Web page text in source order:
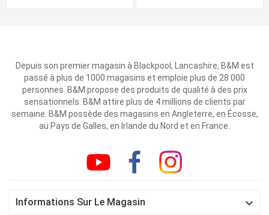
Depuis son premier magasin à Blackpool, Lancashire, B&M est
passé à plus de 1000 magasins et emploie plus de 28 000
personnes. B&M propose des produits de qualité à des prix
sensationnels. B&M attire plus de 4 millions de clients par
semaine. B&M possède des magasins en Angleterre, en Écosse,
au Pays de Galles, en Irlande du Nord et en France.
Informations Sur Le Magasin 